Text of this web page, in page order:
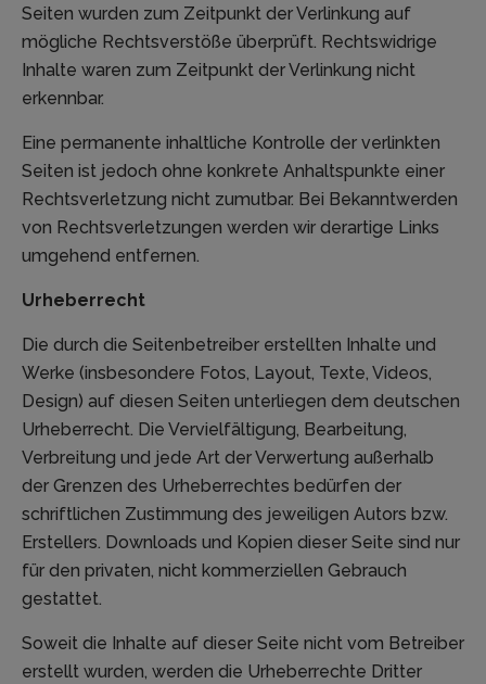
Seiten wurden zum Zeitpunkt der Verlinkung auf
mögliche Rechtsverstöße überprüft. Rechtswidrige
Inhalte waren zum Zeitpunkt der Verlinkung nicht
erkennbar.
Eine permanente inhaltliche Kontrolle der verlinkten
Seiten ist jedoch ohne konkrete Anhaltspunkte einer
Rechtsverletzung nicht zumutbar. Bei Bekanntwerden
von Rechtsverletzungen werden wir derartige Links
umgehend entfernen.
Urheberrecht
Die durch die Seitenbetreiber erstellten Inhalte und
Werke (insbesondere Fotos, Layout, Texte, Videos,
Design) auf diesen Seiten unterliegen dem deutschen
Urheberrecht. Die Vervielfältigung, Bearbeitung,
Verbreitung und jede Art der Verwertung außerhalb
der Grenzen des Urheberrechtes bedürfen der
schriftlichen Zustimmung des jeweiligen Autors bzw.
Erstellers. Downloads und Kopien dieser Seite sind nur
für den privaten, nicht kommerziellen Gebrauch
gestattet.
Soweit die Inhalte auf dieser Seite nicht vom Betreiber
erstellt wurden, werden die Urheberrechte Dritter